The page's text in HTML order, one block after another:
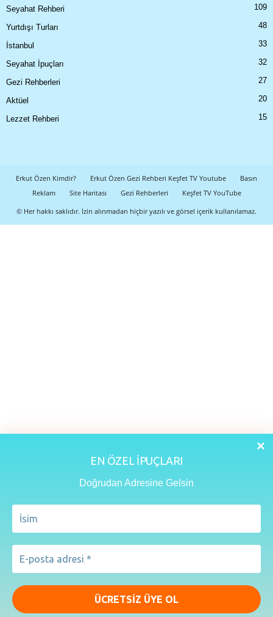
EN ÖZEL İPUÇLARI
Doğrudan Adresine Gelsin
Seyahat Rehberi 109
Yurtdışı Turları 48
İstanbul 33
Seyahat İpuçları 32
Gezi Rehberleri 27
Aktüel 20
Lezzet Rehberi 15
Erkut Özen Kimdir? Erkut Özen Gezi Rehberi Keşfet TV Youtube
Basın
Reklam
Site Haritası Gezi Rehberleri
Keşfet TV YouTube
© Her hakkı saklıdır. İzin alınmadan hiçbir yazılı ve görsel içerik kullanılamaz.